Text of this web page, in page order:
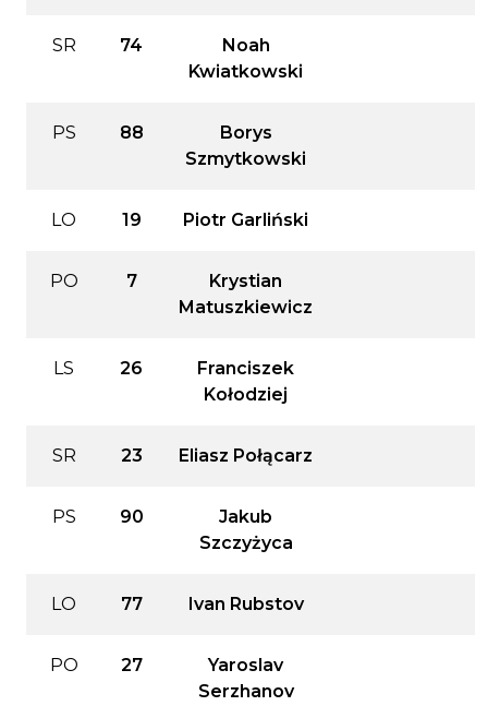
SR 74
Noah
Kwiatkowski
PS 88
Borys
Szmytkowski
LO 19 Piotr Garliński
PO 7
Krystian
Matuszkiewicz
LS 26
Franciszek
Kołodziej
SR 23 Eliasz Połącarz
PS 90
Jakub
Szczyżyca
LO 77 Ivan Rubstov
PO 27
Yaroslav
Serzhanov